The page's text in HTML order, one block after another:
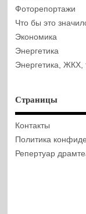
Фоторепортажи
Что бы это
Экономика
Энергетика
Энергетика, ЖКХ,
Страницы
Контакты
Политика
Репертуар